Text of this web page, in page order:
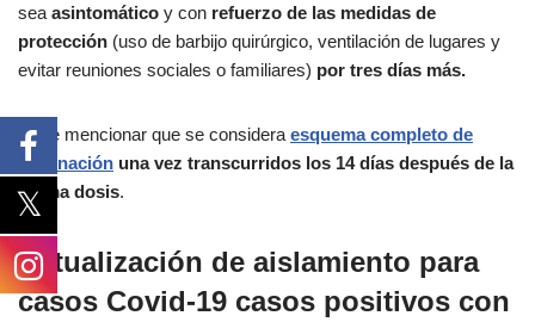
sea asintomático y con refuerzo de las medidas de
protección (uso de barbijo quirúrgico, ventilación de lugares y
evitar reuniones sociales o familiares) por tres días más.
Cabe mencionar que se considera esquema completo de
vacunación una vez transcurridos los 14 días después de la
última dosis.
Actualización de aislamiento para
casos Covid-19 casos positivos con